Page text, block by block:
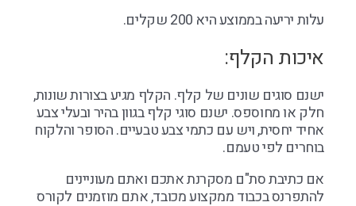
עלות יריעה בממוצע היא 200 שקלים.
איכות הקלף:
ישנם סוגים שונים של קלף. הקלף מגיע בצורות שונות,
חלק או מחוספס. ישנם סוגי קלף בגוון בהיר ובעלי צבע
אחיד יחסית, ויש עם כתמי צבע טבעיים. הסופר והלקוח
בוחרים לפי טעמם.
אם כתיבת סת"ם מסקרנת אתכם ואתם מעוניינים
להתפרנס בכבוד ממקצוע מכובד, אתם מוזמנים לקורס